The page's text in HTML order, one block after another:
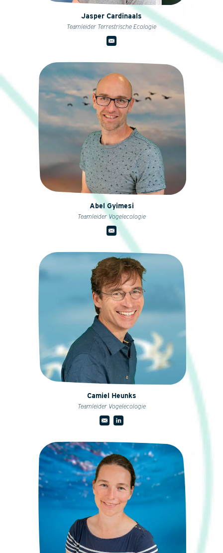
Jasper Cardinaals
Teamleider Terrestrische Ecologie
Abel Gyimesi
Teamleider Vogelecologie
Camiel Heunks
Teamleider Vogelecologie